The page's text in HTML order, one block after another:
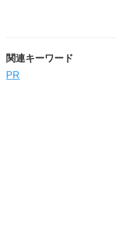
関連キーワード
PR